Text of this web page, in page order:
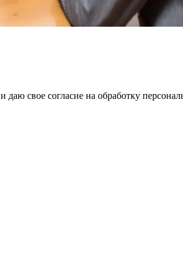
и даю свое cогласие на обработку